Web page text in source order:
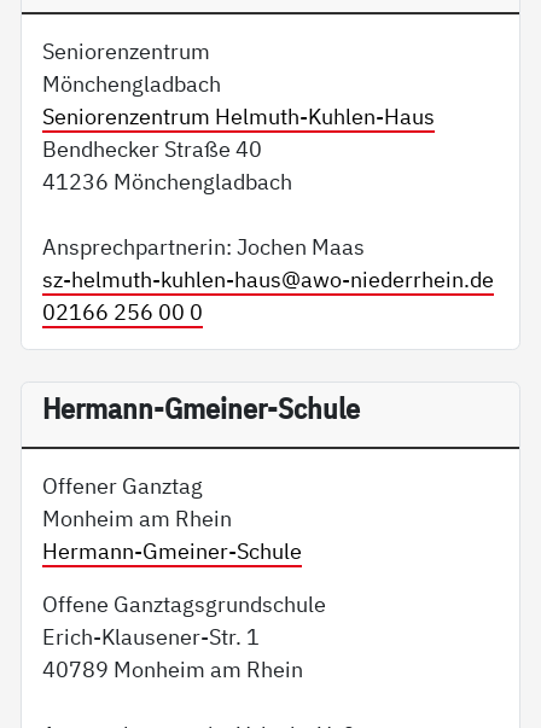
Seniorenzentrum
Mönchengladbach
Seniorenzentrum Helmuth-Kuhlen-Haus
Bendhecker Straße 40
41236 Mönchengladbach
Ansprechpartnerin: Jochen Maas
sz-helmuth-kuhlen-haus@awo-niederrhein.de
02166 256 00 0
Hermann-Gmeiner-Schule
Offener Ganztag
Monheim am Rhein
Hermann-Gmeiner-Schule
Offene Ganztagsgrundschule
Erich-Klausener-Str. 1
40789 Monheim am Rhein